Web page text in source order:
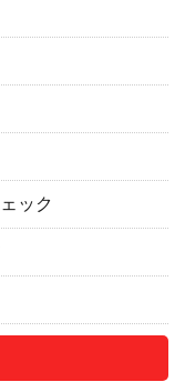
ック